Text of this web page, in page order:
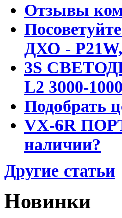
Отзывы
ДХО - P21W,
3S
L2 3000-
Подобрать
VX-6R
наличии?
Другие статьи
Новинки